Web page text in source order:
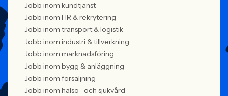
Jobb inom kundtjänst
Jobb inom HR & rekrytering
Jobb inom transport & logistik
Jobb inom industri & tillverkning
Jobb inom marknadsföring
Jobb inom bygg & anläggning
Jobb inom försäljning
Jobb inom hälso- och sjukvård